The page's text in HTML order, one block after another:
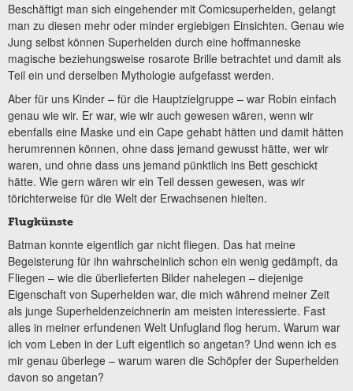
Beschäftigt man sich eingehender mit Comicsuperhelden, gelangt
man zu diesen mehr oder minder ergiebigen Einsichten. Genau wie
Jung selbst können Superhelden durch eine hoffmanneske
magische beziehungsweise rosarote Brille betrachtet und damit als
Teil ein und derselben Mythologie aufgefasst werden.
Aber für uns Kinder – für die Hauptzielgruppe – war Robin einfach
genau wie wir. Er war, wie wir auch gewesen wären, wenn wir
ebenfalls eine Maske und ein Cape gehabt hätten und damit hätten
herumrennen können, ohne dass jemand gewusst hätte, wer wir
waren, und ohne dass uns jemand pünktlich ins Bett geschickt
hätte. Wie gern wären wir ein Teil dessen gewesen, was wir
törichterweise für die Welt der Erwachsenen hielten.
Flugkünste
Batman konnte eigentlich gar nicht fliegen. Das hat meine
Begeisterung für ihn wahrscheinlich schon ein wenig gedämpft, da
Fliegen – wie die überlieferten Bilder nahelegen – diejenige
Eigenschaft von Superhelden war, die mich während meiner Zeit
als junge Superheldenzeichnerin am meisten interessierte. Fast
alles in meiner erfundenen Welt Unfugland flog herum. Warum war
ich vom Leben in der Luft eigentlich so angetan? Und wenn ich es
mir genau überlege – warum waren die Schöpfer der Superhelden
davon so angetan?